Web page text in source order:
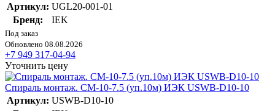
Артикул: UGL20-001-01
Бренд:
IEK
Под заказ
Обновлено 08.08.2026
+7 949 317-04-94
Уточнить цену
Спираль монтаж. СМ-10-7.5 (уп.10м) ИЭК USWB-D10-10
Артикул: USWB-D10-10